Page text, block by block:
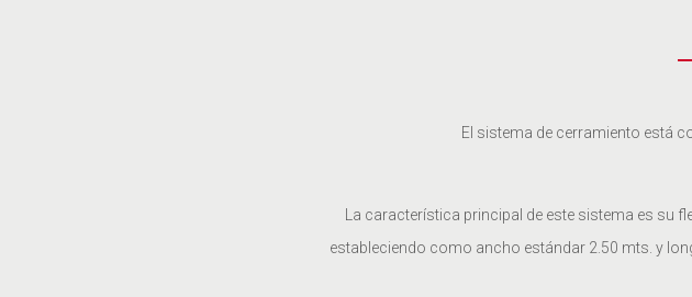
El sistema de cerramiento está
La característica principal de este sistema es su
estableciendo como ancho estándar 2.50 mts. y